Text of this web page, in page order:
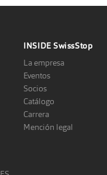
INSIDESwissStop
La empresa
Eventos
Socios
Catálogo
Carrera
Mención legal